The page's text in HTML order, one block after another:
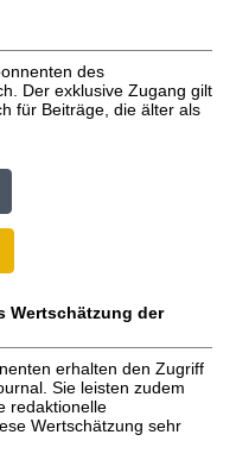
des
Der exklusive Zugang gilt
für Beiträge, die älter als
Wertschätzung der
erhalten den Zugriff
Sie leisten zudem
redaktionelle
Wertschätzung sehr